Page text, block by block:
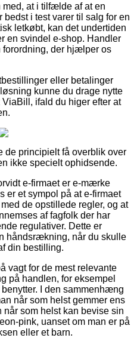
at i tilfælde af at en
i test varer til salg for en
letkøbt, kan det undertiden
en svindel e-shop. Handler
forordning, der hjælper os
eller betalinger
kunne du drage nytte
ifald du higer efter at
de principielt få overblik over
ikke specielt ophidsende.
e-firmaet er e-mærke
er et sympol på at e-firmaet
de opstillede regler, og at
af fagfolk der har
regulativer. Dette er
håndsrækning, når du skulle
din bestilling.
vagt for de mest relevante
på handlen, for eksempel
I den sammenhæng
når som helst gemmer ens
som helst kan bevise sin
pink, uanset om man er på
eller et barn.